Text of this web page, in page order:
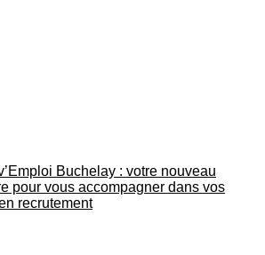
Buchelay : votre nouveau
pour vous accompagner dans vos
recrutement